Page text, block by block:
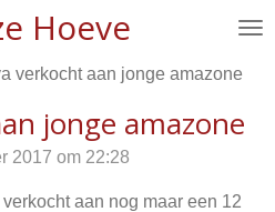
Hoeve
verkocht aan jonge amazone
jonge amazone
2017 om 22:28
aan nog maar een 12